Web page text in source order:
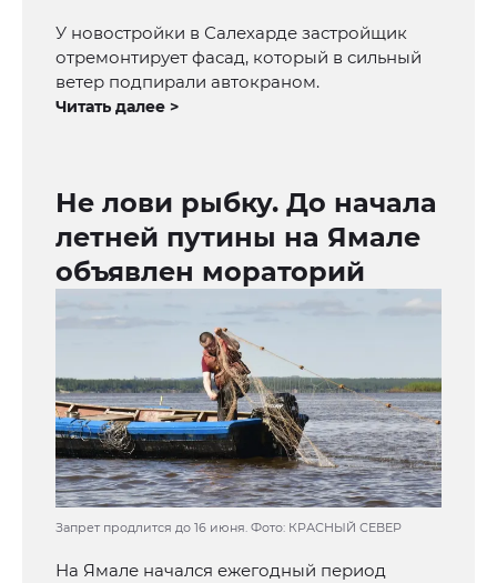
У новостройки в Салехарде застройщик
отремонтирует фасад, который в сильный
ветер подпирали автокраном.
Читать далее >
Не лови рыбку. До начала
летней путины на Ямале
объявлен мораторий
Запрет продлится до 16 июня. Фото: КРАСНЫЙ СЕВЕР
На Ямале начался ежегодный период